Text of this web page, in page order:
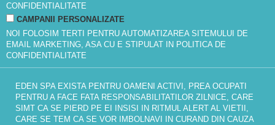
CONFIDENTIALITATE
CAMPANII PERSONALIZATE
NOI FOLOSIM TERTI PENTRU AUTOMATIZAREA SITEMULUI DE
EMAIL MARKETING, ASA CU E STIPULAT IN POLITICA DE
CONFIDENTIALITATE
EDEN SPA EXISTA PENTRU OAMENI ACTIVI, PREA OCUPATI
PENTRU A FACE FATA RESPONSABILITATILOR ZILNICE, CARE
SIMT CA SE PIERD PE EI INSISI IN RITMUL ALERT AL VIETII,
CARE SE TEM CA SE VOR IMBOLNAVI IN CURAND DIN CAUZA